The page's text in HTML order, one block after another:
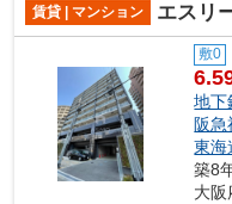
賃貸 | マンション エスリ
敷0
地下
阪急
東海
築8
大阪